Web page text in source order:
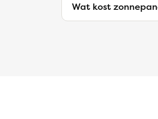
Wat kost